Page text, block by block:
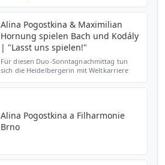
Salzburg
Alina Pogostkina & Maximilian
Hornung spielen Bach und Kodály
| "Lasst uns spielen!"
Für diesen Duo-Sonntagnachmittag tun
sich die Heidelbergerin mit Weltkarriere
Alina Pogostkina a Filharmonie
Brno